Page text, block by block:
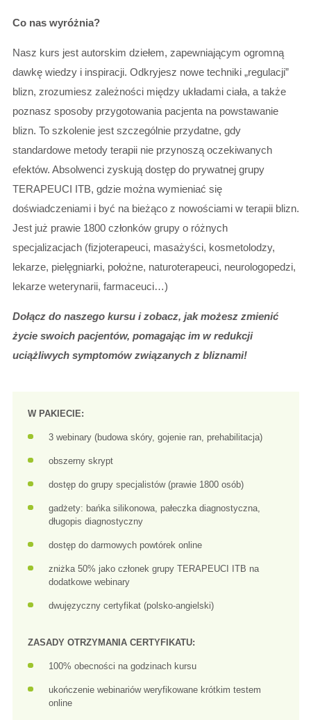
Co nas wyróżnia?
Nasz kurs jest autorskim dziełem, zapewniającym ogromną
dawkę wiedzy i inspiracji. Odkryjesz nowe techniki „regulacji”
blizn, zrozumiesz zależności między układami ciała, a także
poznasz sposoby przygotowania pacjenta na powstawanie
blizn. To szkolenie jest szczególnie przydatne, gdy
standardowe metody terapii nie przynoszą oczekiwanych
efektów. Absolwenci zyskują dostęp do prywatnej grupy
TERAPEUCI ITB, gdzie można wymieniać się
doświadczeniami i być na bieżąco z nowościami w terapii blizn.
Jest już prawie 1800 członków grupy o różnych
specjalizacjach (fizjoterapeuci, masażyści, kosmetolodzy,
lekarze, pielęgniarki, położne, naturoterapeuci, neurologopedzi,
lekarze weterynarii, farmaceuci…)
Dołącz do naszego kursu i zobacz, jak możesz zmienić
życie swoich pacjentów, pomagając im w redukcji
uciążliwych symptomów związanych z bliznami!
W PAKIECIE:
3 webinary (budowa skóry, gojenie ran, prehabilitacja)
obszerny skrypt
dostęp do grupy specjalistów (prawie 1800 osób)
gadżety: bańka silikonowa, pałeczka diagnostyczna,
długopis diagnostyczny
dostęp do darmowych powtórek online
zniżka 50% jako członek grupy TERAPEUCI ITB na
dodatkowe webinary
dwujęzyczny certyfikat (polsko-angielski)
ZASADY OTRZYMANIA CERTYFIKATU:
100% obecności na godzinach kursu
ukończenie webinariów weryfikowane krótkim testem
online